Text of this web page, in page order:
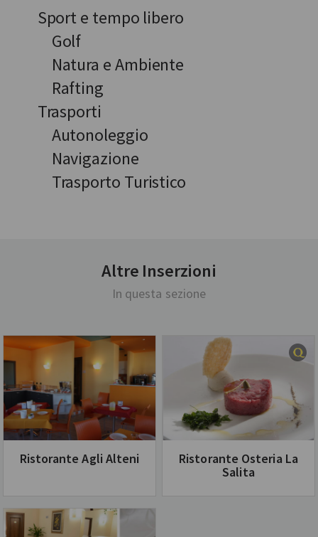
Sport e tempo libero
Golf
Natura e Ambiente
Rafting
Trasporti
Autonoleggio
Navigazione
Trasporto Turistico
Altre Inserzioni
In questa sezione
Ristorante Agli Alteni
Ristorante Osteria La
Salita